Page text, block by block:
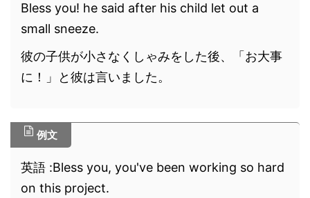
Bless you! he said after his child let out a
small sneeze.
彼の子供が小さなくしゃみをした後、「お大事
に！」と彼は言いました。
例文
英語 :Bless you, you've been working so hard
on this project.